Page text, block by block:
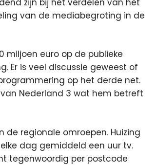
van de mediabegroting in de
miljoen euro op de publieke
Er is veel discussie geweest of
op het derde net.
Nederland 3 wat hem betreft
regionale omroepen. Huizing
dag gemiddeld een uur tv.
tegenwoordig per postcode